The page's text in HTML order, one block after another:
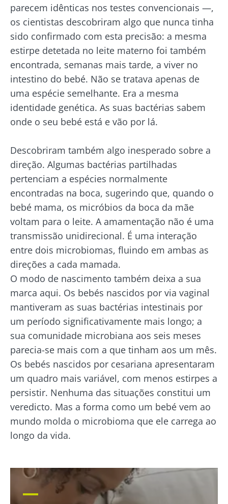
parecem idênticas nos testes convencionais —,
os cientistas descobriram algo que nunca tinha
sido confirmado com esta precisão: a mesma
estirpe detetada no leite materno foi também
encontrada, semanas mais tarde, a viver no
intestino do bebé. Não se tratava apenas de
uma espécie semelhante. Era a mesma
identidade genética. As suas bactérias sabem
onde o seu bebé está e vão por lá.
Descobriram também algo inesperado sobre a
direção. Algumas bactérias partilhadas
pertenciam a espécies normalmente
encontradas na boca, sugerindo que, quando o
bebé mama, os micróbios da boca da mãe
voltam para o leite. A amamentação não é uma
transmissão unidirecional. É uma interação
entre dois microbiomas, fluindo em ambas as
direções a cada mamada.
O modo de nascimento também deixa a sua
marca aqui. Os bebés nascidos por via vaginal
mantiveram as suas bactérias intestinais por
um período significativamente mais longo; a
sua comunidade microbiana aos seis meses
parecia-se mais com a que tinham aos um mês.
Os bebés nascidos por cesariana apresentaram
um quadro mais variável, com menos estirpes a
persistir. Nenhuma das situações constitui um
veredicto. Mas a forma como um bebé vem ao
mundo molda o microbioma que ele carrega ao
longo da vida.
Mantenha-se
informado
Junte-se à comunidade da microbiota e
receba "The Essential" uma vez por mês para
se manter atualizado com as últimas notícias
Fique connosco!
Junte-se à comunidade da microbiota e
receba "The Essential" uma vez por mês para
se manter atualizado com as últimas notícias
sobre a microbiota.
Gostaria de me inscrever para receber mais
informações sobre a Biocodex